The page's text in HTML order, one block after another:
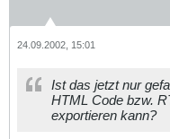
24.09.2002, 15:01
Ist das jetzt nur
HTML Code bzw.
exportieren kann?